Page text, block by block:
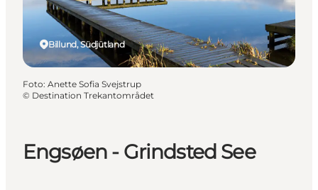
Tickets
Engsøen - Grindsted See
Billund, Südjütland
Foto: Anette Sofia Svejstrup
© Destination Trekantområdet